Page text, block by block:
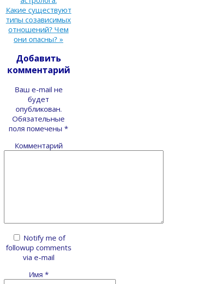
Какие существуют
типы созависимых
отношений? Чем
они опасны? »
Добавить
комментарий
Ваш e-mail не
будет
опубликован.
Обязательные
поля помечены *
Комментарий
Notify me of
followup comments
via e-mail
Имя *